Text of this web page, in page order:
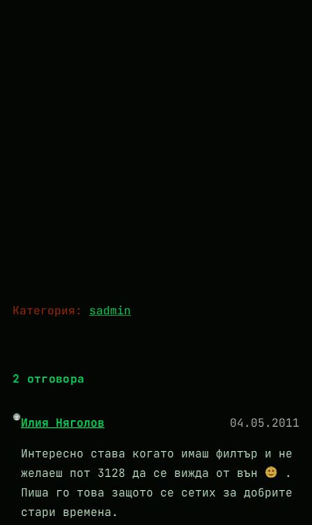
Категория: sadmin
2 отговора
Илия Няголов 04.05.2011
Интересно става когато имаш филтър и не
желаеш пот 3128 да се вижда от вън
.
Пиша го това защото се сетих за добрите
стари времена.